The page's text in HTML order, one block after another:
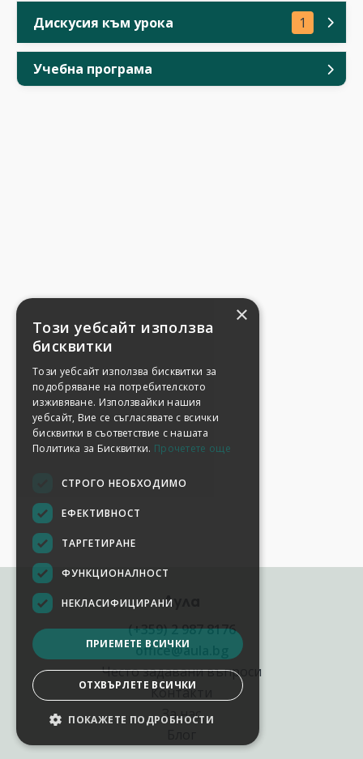
Дискусия към урока 1
Учебна програма
Аула
(+359) 2 987 8176
office@aula.bg
Често задавани въпроси
Контакти
За нас
×
Този уебсайт използва
бисквитки
Този уебсайт използва бисквитки за
подобряване на потребителското
изживяване. Използвайки нашия
уебсайт, Вие се съгласявате с всички
бисквитки в съответствие с нашата
Политика за Бисквитки. Прочетете още
СТРОГО НЕОБХОДИМО
ЕФЕКТИВНОСТ
ТАРГЕТИРАНЕ
ФУНКЦИОНАЛНОСТ
НЕКЛАСИФИЦИРАНИ
ПРИЕМЕТЕ ВСИЧКИ
ОТХВЪРЛЕТЕ ВСИЧКИ
ПОКАЖЕТЕ ПОДРОБНОСТИ